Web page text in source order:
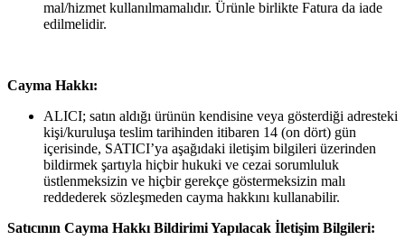
mal/hizmet kullanılmamalıdır. Ürünle birlikte Fatura da iade
edilmelidir.
Cayma Hakkı:
ALICI; satın aldığı ürünün kendisine veya gösterdiği adresteki
kişi/kuruluşa teslim tarihinden itibaren 14 (on dört) gün
içerisinde, SATICI’ya aşağıdaki iletişim bilgileri üzerinden
bildirmek şartıyla hiçbir hukuki ve cezai sorumluluk
üstlenmeksizin ve hiçbir gerekçe göstermeksizin malı
reddederek sözleşmeden cayma hakkını kullanabilir.
Satıcının Cayma Hakkı Bildirimi Yapılacak İletişim Bilgileri: